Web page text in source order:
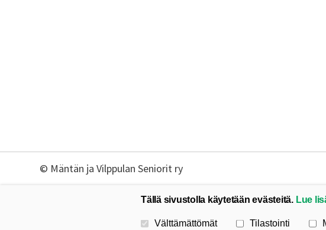
© Mäntän ja Vilppulan Seniorit ry
Tällä sivustolla käytetään evästeitä. Lue
Valitse käytettävät evästeet
Välttämättömät Tilastointi